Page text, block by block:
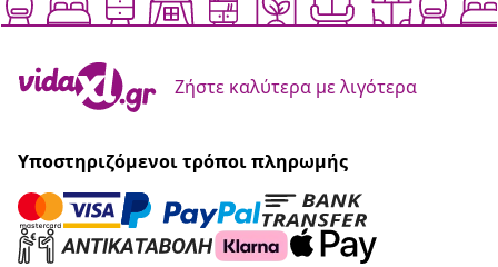
Ζήστε καλύτερα με λιγότερα
Υποστηριζόμενοι τρόποι πληρωμής